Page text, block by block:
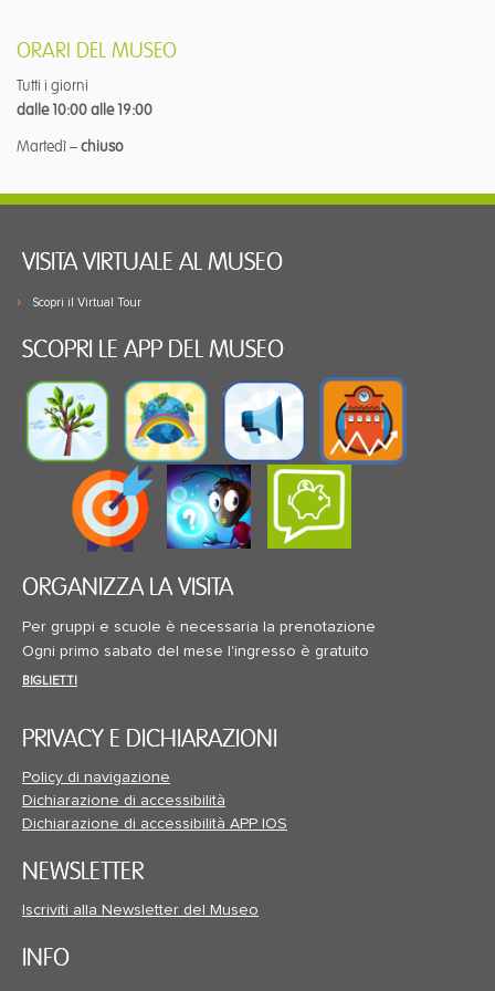
ORARI DEL MUSEO
Tutti i giorni
dalle 10:00 alle 19:00
Martedì –chiuso
VISITA VIRTUALE AL MUSEO
Scopri il Virtual Tour
SCOPRI LE APP DEL MUSEO
ORGANIZZA LA VISITA
Per gruppi e scuole è necessaria la prenotazione
Ogni primo sabato del mese l'ingresso è gratuito
BIGLIETTI
PRIVACY E DICHIARAZIONI
Policy di navigazione
Dichiarazione di accessibilità
Dichiarazione di accessibilità APP IOS
NEWSLETTER
Iscriviti alla Newsletter del Museo
INFO